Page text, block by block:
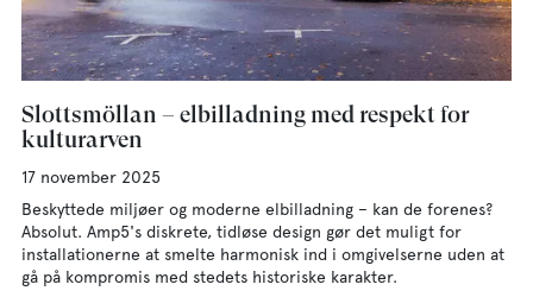
Slottsmöllan – elbilladning med respekt for
kulturarven
17 november 2025
Beskyttede miljøer og moderne elbilladning – kan de forenes?
Absolut. Amp5's diskrete, tidløse design gør det muligt for
installationerne at smelte harmonisk ind i omgivelserne uden at
gå på kompromis med stedets historiske karakter.